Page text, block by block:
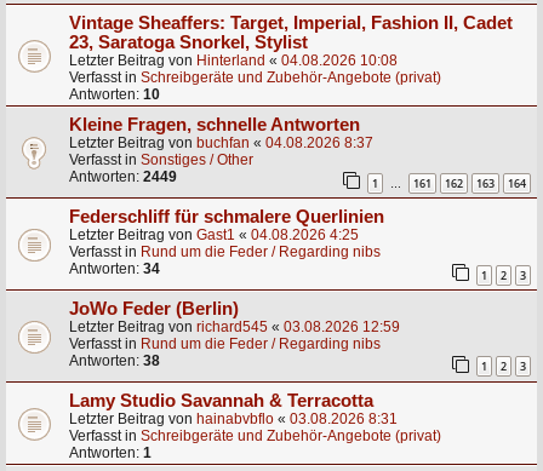
Vintage Sheaffers: Target, Imperial, Fashion II, Cadet
23, Saratoga Snorkel, Stylist
Letzter Beitrag von Hinterland « 04.08.2026 10:08
Verfasst in Schreibgeräte und Zubehör-Angebote (privat)
Antworten: 10
Kleine Fragen, schnelle Antworten
Letzter Beitrag von buchfan « 04.08.2026 8:37
Verfasst in Sonstiges / Other
Antworten: 2449 1 … 161 162 163 164
Federschliff für schmalere Querlinien
Letzter Beitrag von Gast1 « 04.08.2026 4:25
Verfasst in Rund um die Feder / Regarding nibs
Antworten: 34 1 2 3
JoWo Feder (Berlin)
Letzter Beitrag von richard545 « 03.08.2026 12:59
Verfasst in Rund um die Feder / Regarding nibs
Antworten: 38 1 2 3
Lamy Studio Savannah & Terracotta
Letzter Beitrag von hainabvbflo « 03.08.2026 8:31
Verfasst in Schreibgeräte und Zubehör-Angebote (privat)
Antworten: 1